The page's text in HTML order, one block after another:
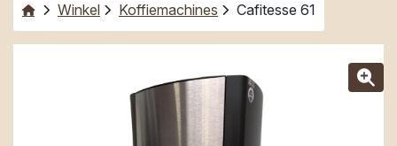
Winkel Koffiemachines Cafitesse 61